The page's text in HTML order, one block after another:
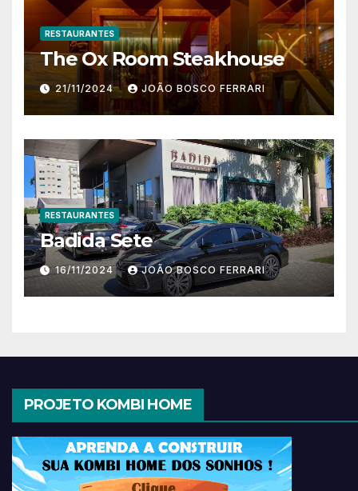
RESTAURANTES
The Ox Room Steakhouse
21/11/2024 JOÃO BOSCO FERRARI
RESTAURANTES
Badida Sete
16/11/2024 JOÃO BOSCO FERRARI
PROJETO KOMBI HOME